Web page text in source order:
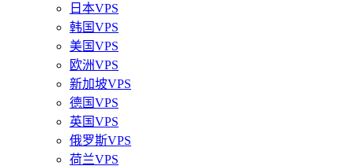
日本VPS
韩国VPS
美国VPS
欧洲VPS
新加坡VPS
德国VPS
英国VPS
俄罗斯VPS
荷兰VPS